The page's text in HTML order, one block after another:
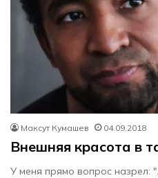
Максут Кумашев 04.09.2018
Внешняя красота в
У меня прямо вопрос назрел: